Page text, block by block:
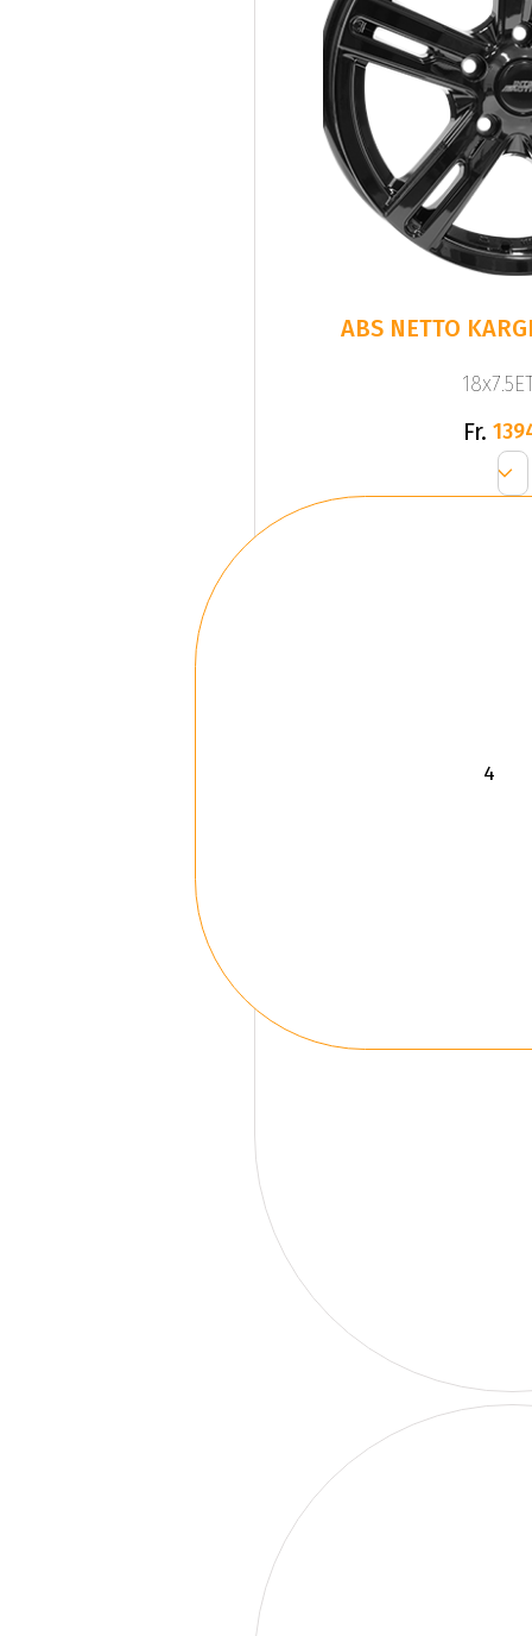
ABS NETTO
Fr.